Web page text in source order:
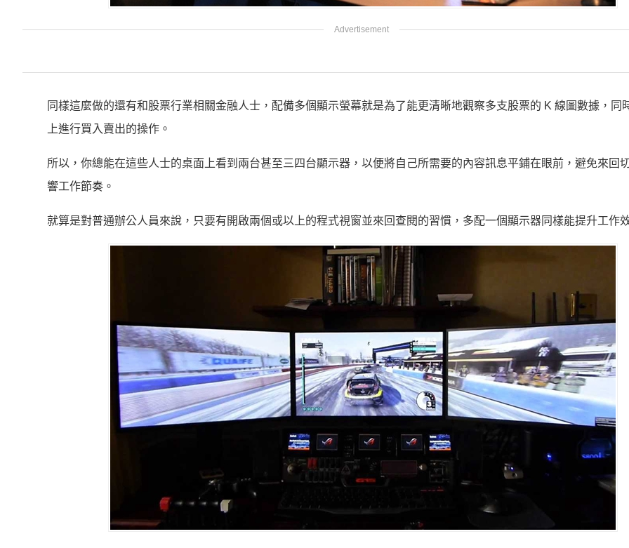
同樣這麼做的還有和股票行業相關金融人士，配備多個顯示螢幕就是為了能更清晰地觀察多支股票的 K 線圖數據，同
上進行買入賣出的操作。
所以，你總能在這些人士的桌面上看到兩台甚至三四台顯示器，以便將自己所需要的內容訊息平鋪在眼前，避免來回
響工作節奏。
就算是對普通辦公人員來說，只要有開啟兩個或以上的程式視窗並來回查閱的習慣，多配一個顯示器同樣能提升工作